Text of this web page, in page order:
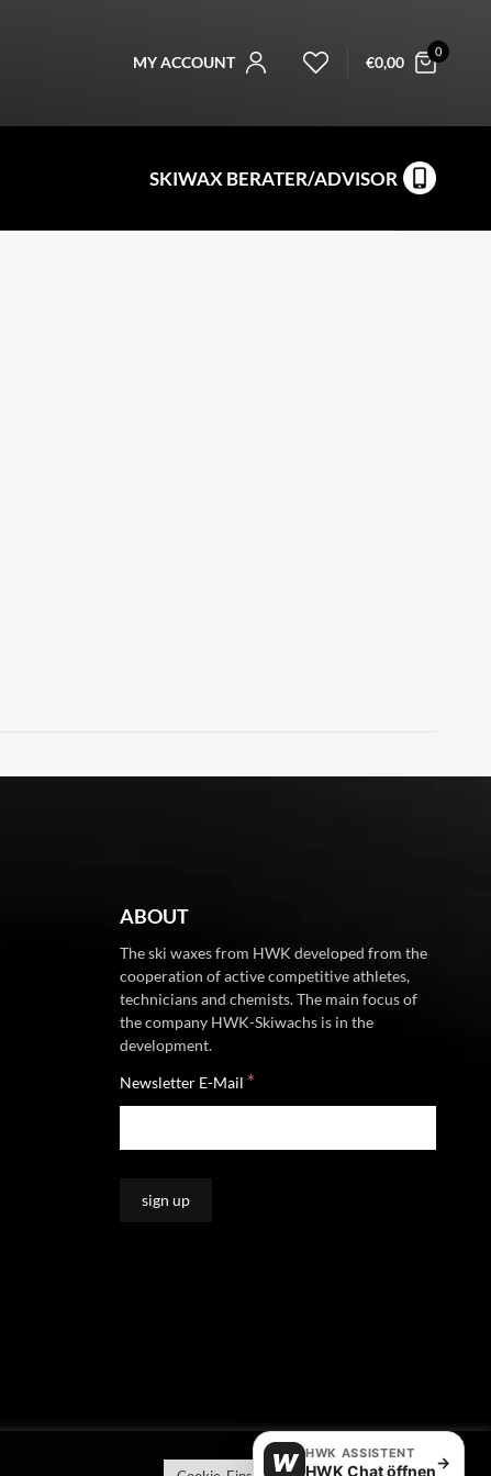
MY ACCOUNT €0,00
0
SKIWAX BERATER/ADVISOR
ABOUT
The ski waxes from HWK developed from the
cooperation of active competitive athletes,
technicians and chemists. The main focus of
the company HWK-Skiwachs is in the
development.
Newsletter E-Mail *
W HWK ASSISTENT
HWK Chat öffnen→